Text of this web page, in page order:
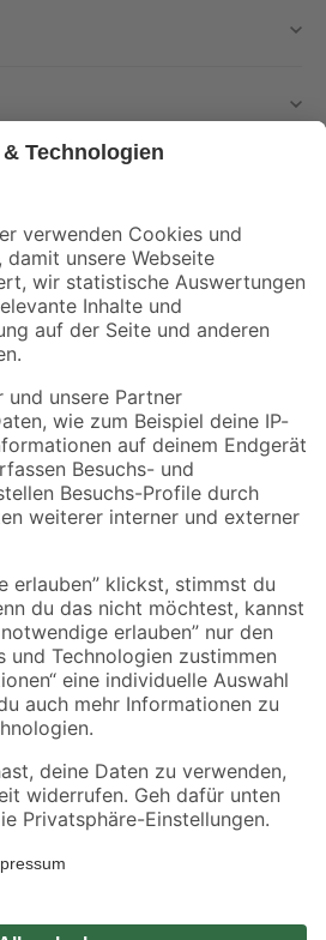
und Aktionen mehr verpassen!
Versandarten
MwSt.. Die dargestellten Angebote sind unter
Die angegebenen Verfügbarkeiten beziehen
gilt nicht für Artikel mit Speditionsversand, hier